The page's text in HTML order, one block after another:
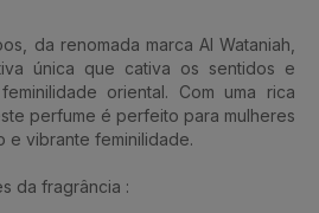
da renomada marca Al Wataniah,
única que cativa os sentidos e
oriental. Com uma rica
perfume é perfeito para mulheres
e vibrante feminilidade.
da fragrância :